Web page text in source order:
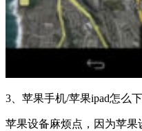
3、苹果手机/苹果ipad怎么
苹果设备麻烦点，因为苹